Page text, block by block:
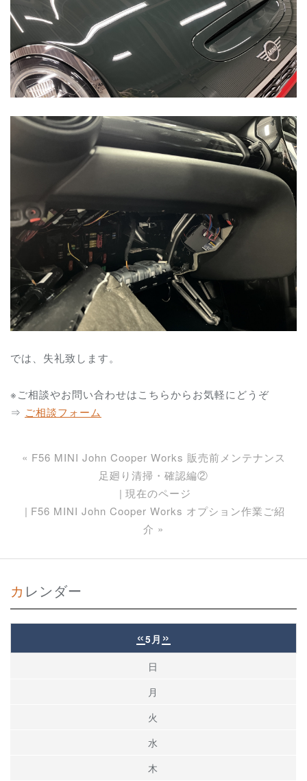
では、失礼致します。
※ご相談やお問い合わせはこちらからお気軽にどうぞ
⇒ ご相談フォーム
« F56 MINI John Cooper Works 販売前メンテナンス
足廻り清掃・確認編②
現在のページ
F56 MINI John Cooper Works オプション作業ご紹
介 »
カレンダー
«5月 »
日
月
火
水
木